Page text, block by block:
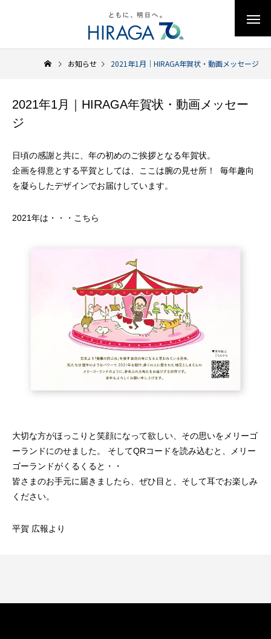
お知らせ 2021年1月｜HIRAGA年賀状・動画メッセージ
2021年1月｜HIRAGA年賀状・動画メッセー
ジ
日頃の感謝と共に、年の初めのご挨拶となる年賀状。
企画を得意とする平賀としては、ここは腕の見せ所！ 毎年趣向
を凝らしたデザインでお届けしています。
2021年は・・・こちら
大切な方がほっこりと笑顔になって欲しい、その思いをメリーゴ
ーランドにのせました。 そしてQRコードを読み込むと、
メリー
ゴーランドがくるくると・・
皆さまのお手元に届きましたら、ぜひ目と、そして耳でお楽しみ
ください。
平賀 広報より